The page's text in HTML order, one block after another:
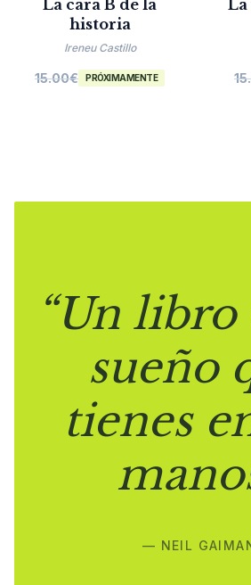
La cara B de la
historia
Ireneu Castillo
15.00€ PRÓXIMAMENTE
La
“Un libro
sueño
tienes
— NEIL